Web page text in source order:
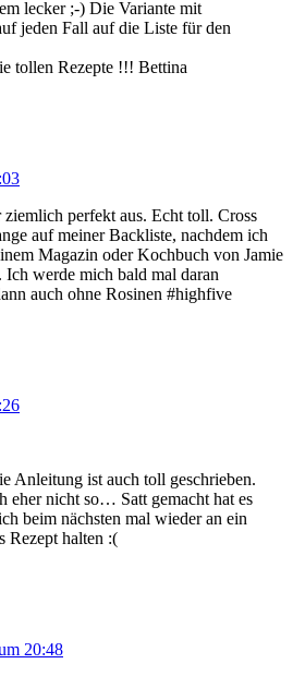
lecker ;-) Die Variante mit
jeden Fall auf die Liste für den
tollen Rezepte !!! Bettina
ziemlich perfekt aus. Echt toll. Cross
auf meiner Backliste, nachdem ich
Magazin oder Kochbuch von Jamie
Ich werde mich bald mal daran
auch ohne Rosinen #highfive
Anleitung ist auch toll geschrieben.
eher nicht so… Satt gemacht hat es
beim nächsten mal wieder an ein
Rezept halten :(
20:48